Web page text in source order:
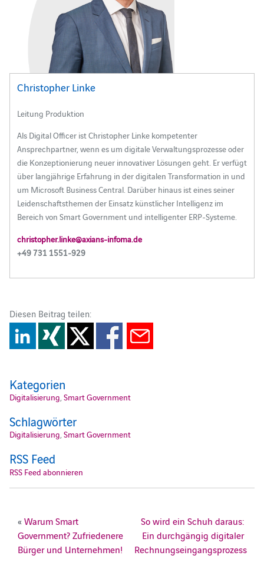
Christopher Linke
Leitung Produktion
Als Digital Officer ist Christopher Linke kompetenter
Ansprechpartner, wenn es um digitale Verwaltungsprozesse oder
die Konzeptionierung neuer innovativer Lösungen geht. Er verfügt
über langjährige Erfahrung in der digitalen Transformation in und
um Microsoft Business Central. Darüber hinaus ist eines seiner
Leidenschaftsthemen der Einsatz künstlicher Intelligenz im
Bereich von Smart Government und intelligenter ERP-Systeme.
christopher.linke@axians-infoma.de
+49 731 1551-929
Diesen Beitrag teilen:
Kategorien
Digitalisierung Smart Government
Schlagwörter
Digitalisierung Smart Government
RSS Feed
RSS Feed abonnieren
«Warum Smart
Government? Zufriedenere
Bürger und Unternehmen!
So wird ein Schuh daraus:
Ein durchgängig digitaler
Rechnungseingangsprozess